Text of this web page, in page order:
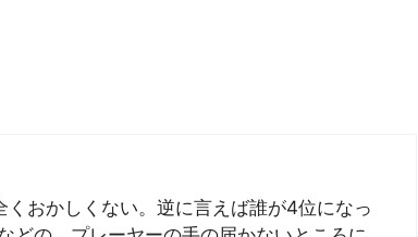
おかしくない。逆に言えば誰が4位になっ